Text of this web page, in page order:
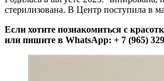
стерилизована. В Центр поступила в
Если хотите познакомиться с
или пишите в WhatsApp: + 7 (965)